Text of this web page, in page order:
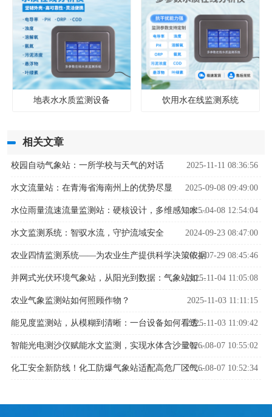
地表水水质监测设备 饮用水在线监测系统
相关文章
校园自动气象站：一所学校与天气的对话 2025-11-11 08:36:56
水文流量站：在青海省海南州上的优势尽显 2025-09-08 09:49:00
水位雨量流速流量监测站：硬核设计，多维感知水文变化
2025-04-08 12:54:04
水文监测系统：智驭水流，守护流域安全 2024-09-23 08:47:00
农业四情监测系统——为农业生产提供科学决策依据2024-07-29 08:45:46
并网式光伏环境气象站，从阳光到数据：气象站如何解码光伏发电密码？
2025-11-04 11:05:08
农业气象监测站如何照顾作物？ 2025-11-03 11:11:15
能见度监测站，从模糊到清晰：一台设备如何看透迷雾中的危险
2025-11-03 11:09:42
智能光电测沙仪赋能水文监测，实现水体含沙量智能精准管控
2026-08-07 10:55:02
化工安全新防线！化工防爆气象站适配高危厂区气象监测
2026-08-07 10:52:34